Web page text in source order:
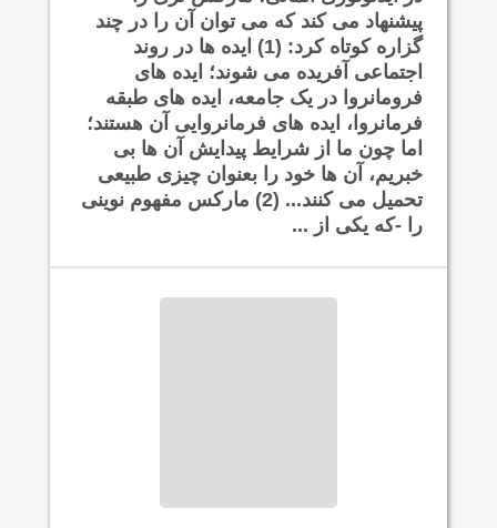
پیشنهاد می کند که می توان آن را در چند
گزاره کوتاه کرد: (1) ایده ها در روند
اجتماعی آفریده می شوند؛ ایده های
فرومانروا در یک جامعه، ایده های طبقه
فرمانروا، ایده های فرمانروایی آن هستند؛
اما چون ما از شرایط پیدایش آن ها بی
خبریم، آن ها خود را بعنوان چیزی طبیعی
تحمیل می کنند... (2) مارکس مفهوم نوینی
را -که یکی از ...